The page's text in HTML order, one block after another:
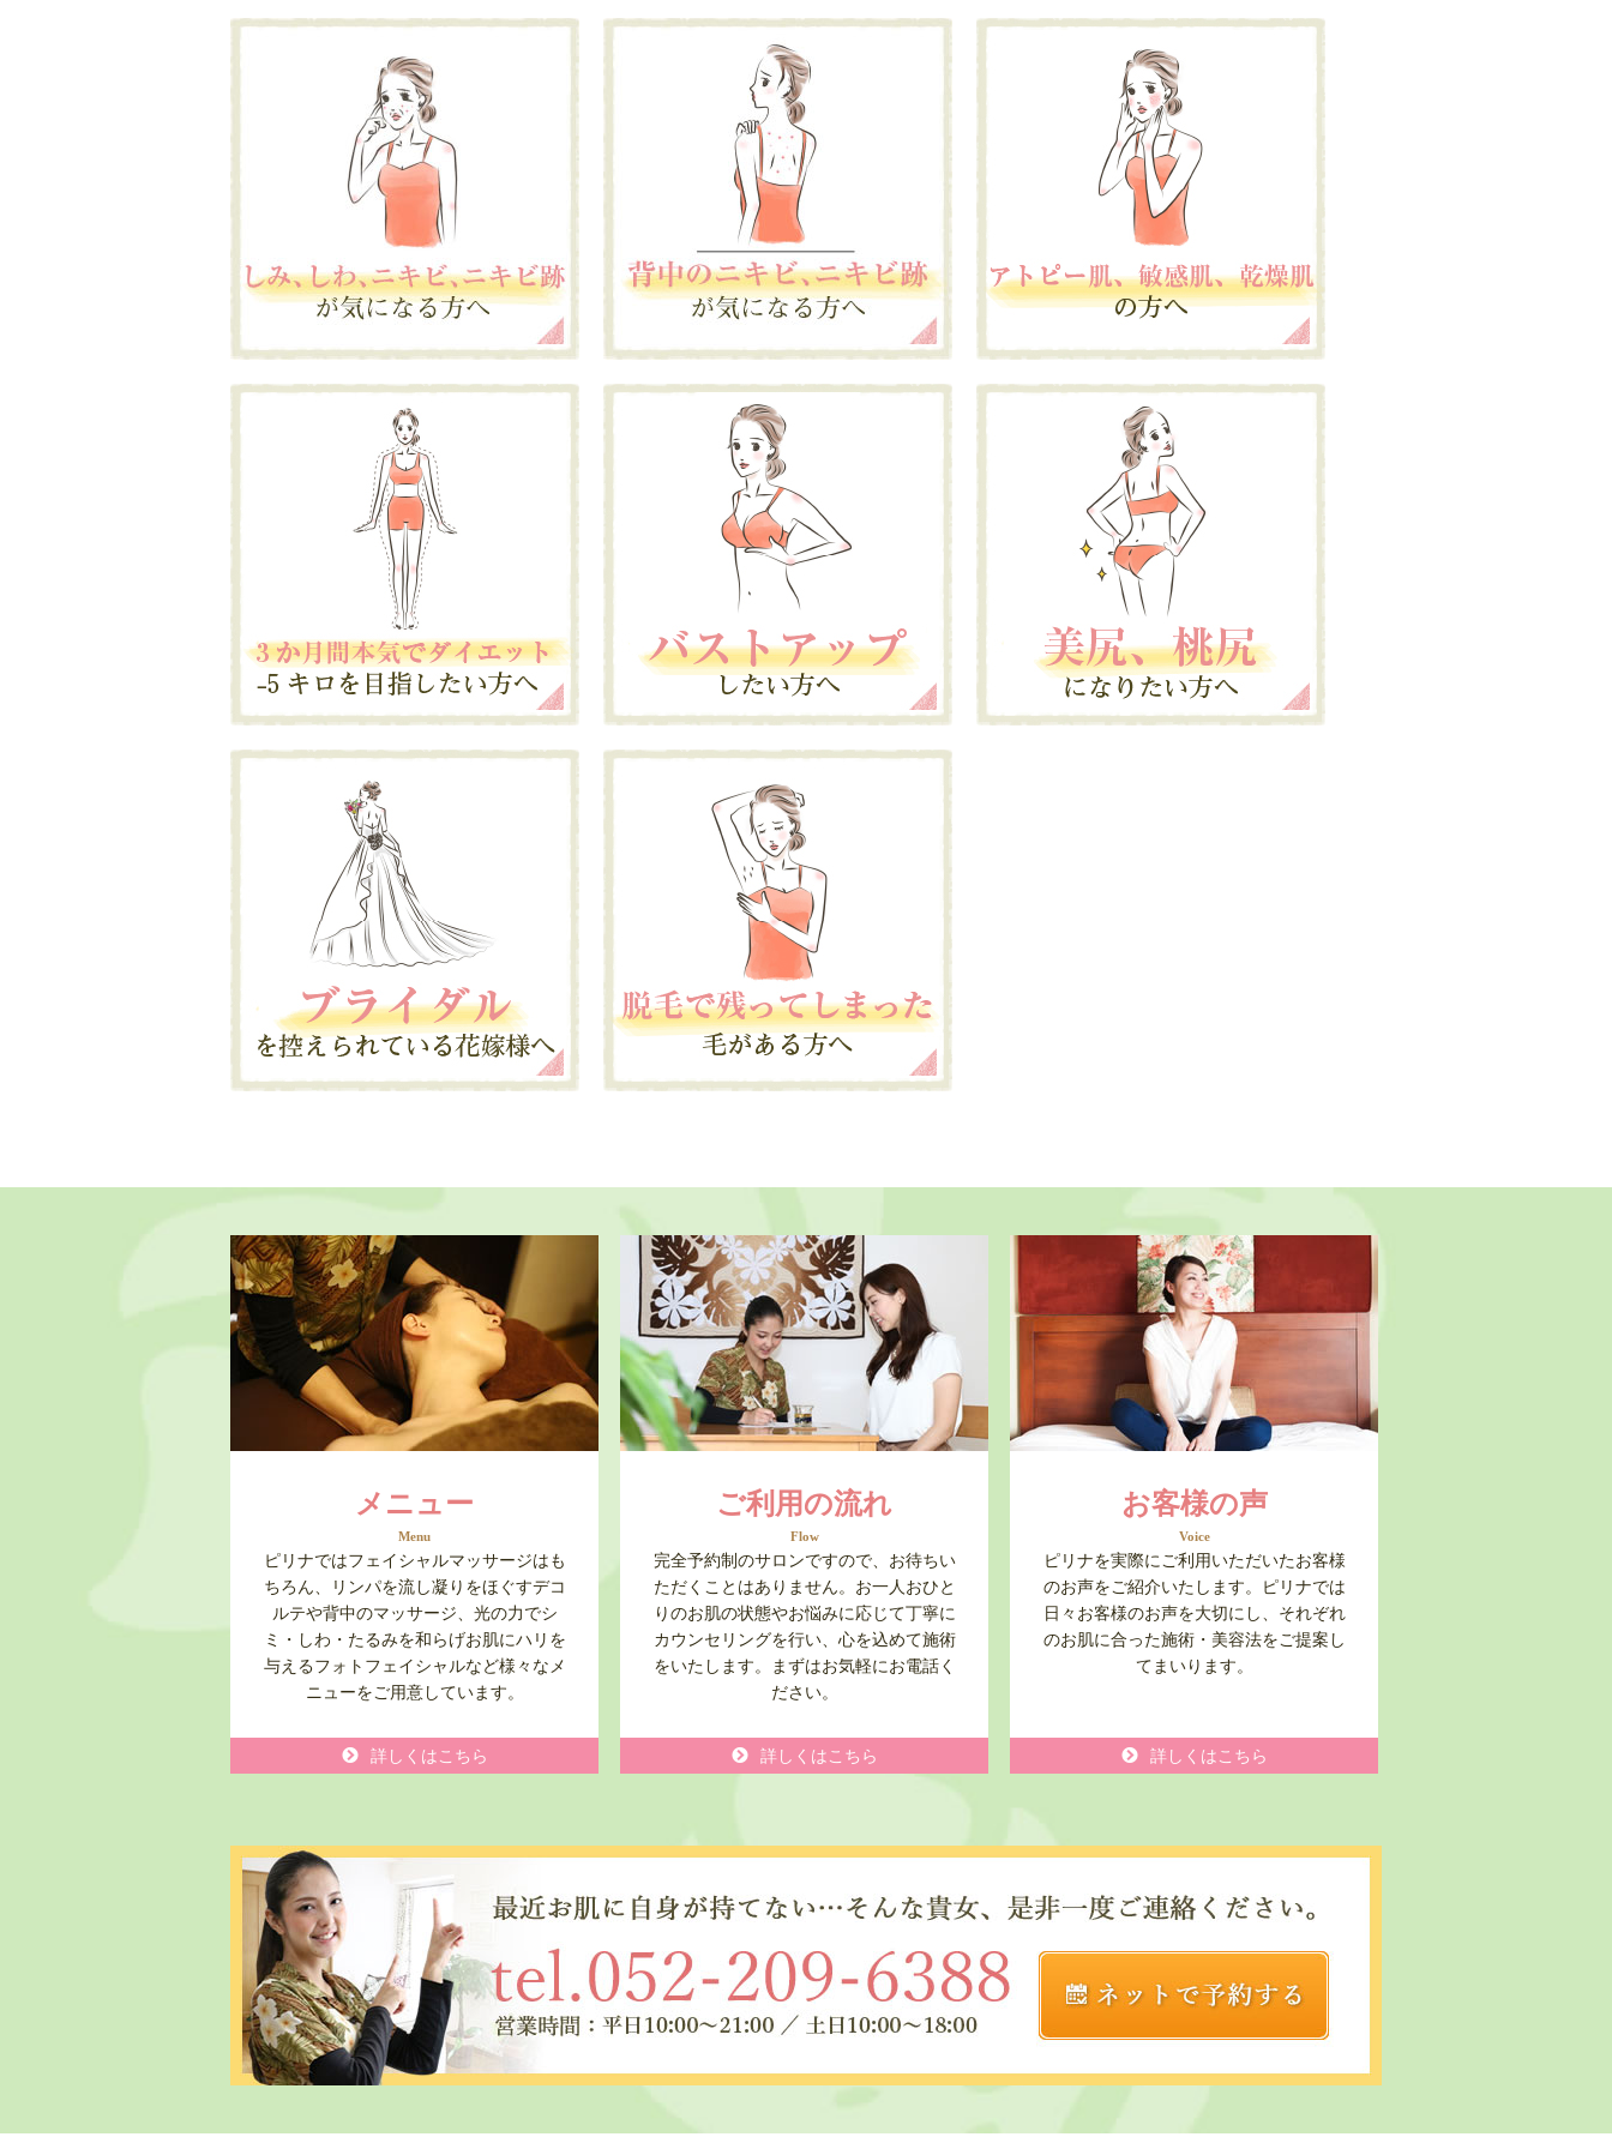
メニュー
Menu
ピリナではフェイシャルマッサージはも
ちろん、リンパを流し凝りをほぐすデコ
ルテや背中のマッサージ、光の力でシ
ミ・しわ・たるみを和らげお肌にハリを
与えるフォトフェイシャルなど様々なメ
ニューをご用意しています。
詳しくはこちら
ご利用の流れ
Flow
完全予約制のサロンですので、お待ちい
ただくことはありません。お一人おひと
りのお肌の状態やお悩みに応じて丁寧に
カウンセリングを行い、心を込めて施術
をいたします。まずはお気軽にお電話く
ださい。
詳しくはこちら
お客様の声
Voice
ピリナを実際にご利用いただいたお客様
のお声をご紹介いたします。ピリナでは
日々お客様のお声を大切にし、それぞれ
のお肌に合った施術・美容法をご提案し
てまいります。
詳しくはこちら